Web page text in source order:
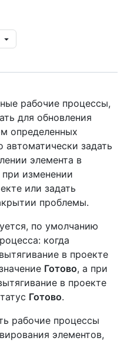
рабочие процессы,
для обновления
определенных
задать
элемента в
изменении
или задать
проблемы.
по умолчанию
когда
в проекте
Готово, а при
в проекте
Готово.
рабочие процессы
элементов,